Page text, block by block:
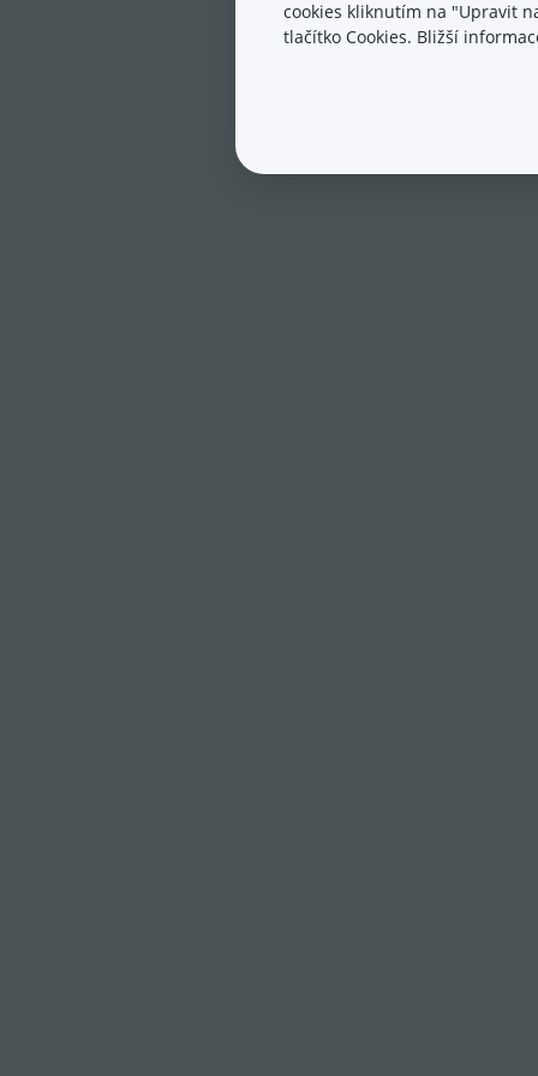
cookies kliknutím na "Upravit
tlačítko Cookies. Bližší